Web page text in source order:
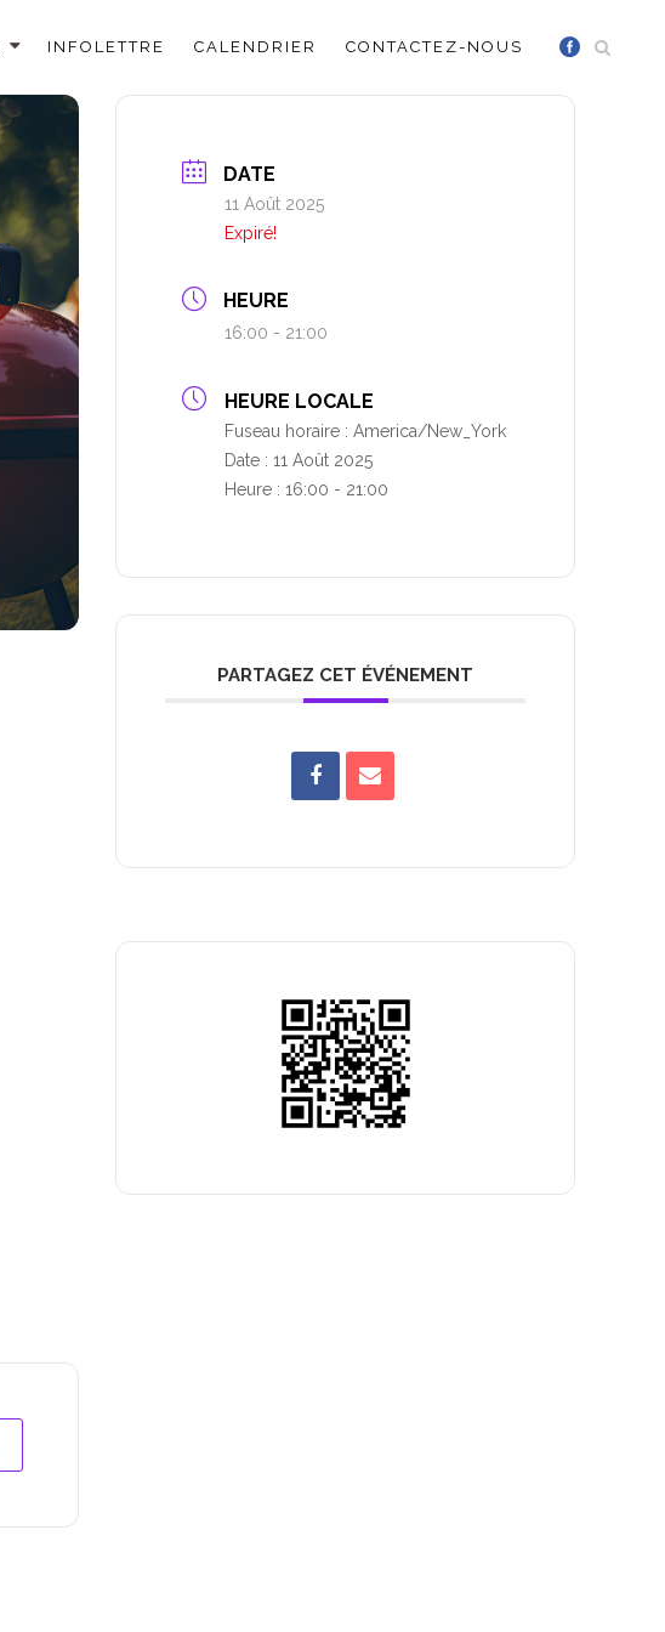
INFOLETTRE CALENDRIER CONTACTEZ-NOUS
DATE
11 Août 2025
Expiré!
HEURE
16:00 - 21:00
HEURE LOCALE
Fuseau horaire :America/New_York
Date :11 Août 2025
Heure :16:00 - 21:00
PARTAGEZ CET ÉVÉNEMENT